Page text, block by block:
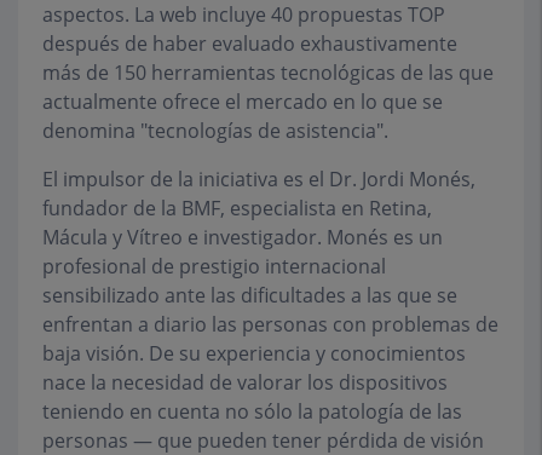
aspectos. La web incluye 40 propuestas TOP
después de haber evaluado exhaustivamente
más de 150 herramientas tecnológicas de las que
actualmente ofrece el mercado en lo que se
denomina "tecnologías de asistencia".
El impulsor de la iniciativa es el Dr. Jordi Monés,
fundador de la BMF, especialista en Retina,
Mácula y Vítreo e investigador. Monés es un
profesional de prestigio internacional
sensibilizado ante las dificultades a las que se
enfrentan a diario las personas con problemas de
baja visión. De su experiencia y conocimientos
nace la necesidad de valorar los dispositivos
teniendo en cuenta no sólo la patología de las
personas — que pueden tener pérdida de visión